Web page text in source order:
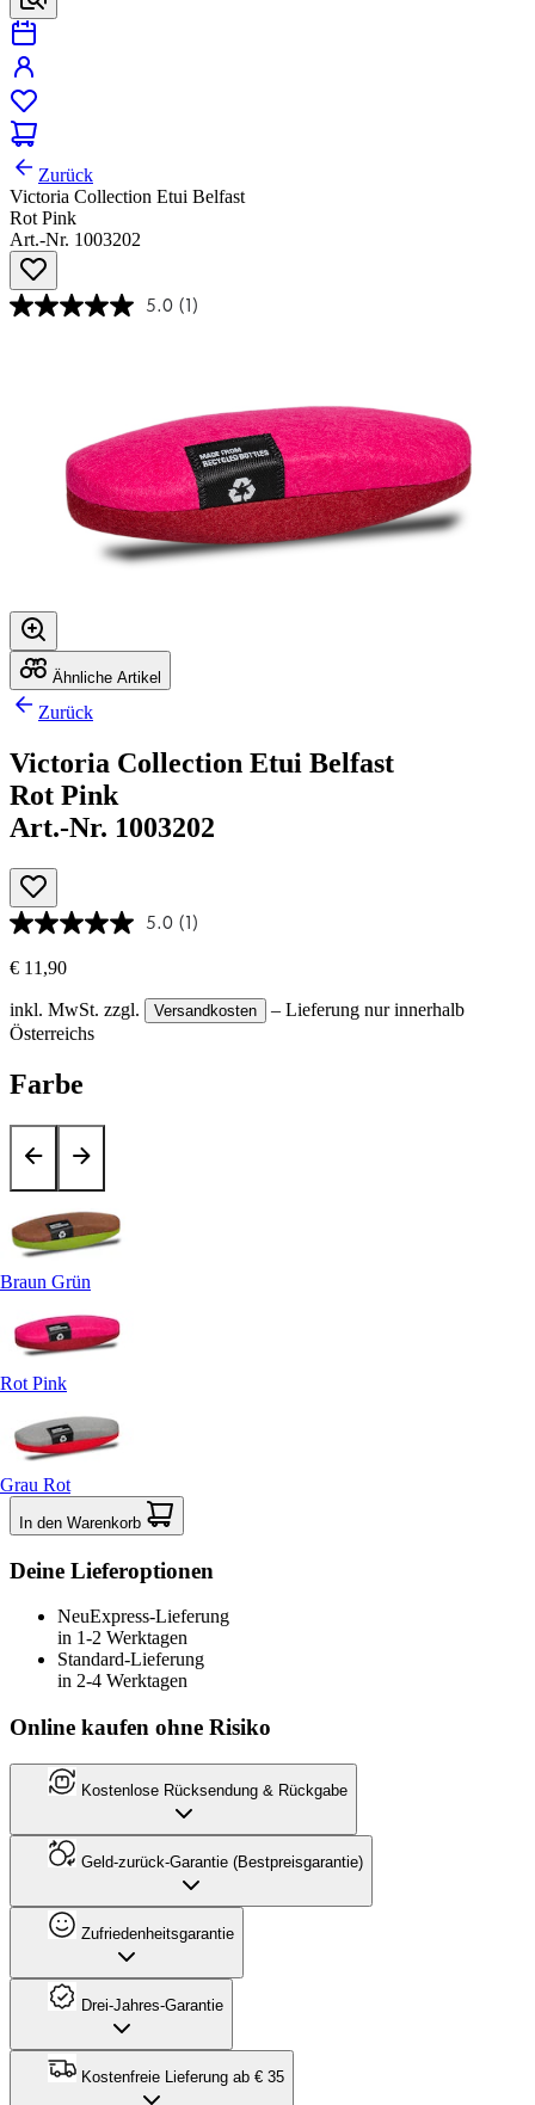
Zurück
Victoria Collection Etui Belfast
Rot Pink
Art.-Nr. 1003202
5.0 (1)
Ähnliche Artikel
Zurück
Victoria Collection Etui Belfast
Rot Pink
Art.-Nr. 1003202
5.0 (1)
€ 11,90
inkl. MwSt. zzgl. Versandkosten
– Lieferung nur innerhalb
Österreichs
Farbe
Braun Grün
Rot Pink
Grau Rot
In den Warenkorb
Deine Lieferoptionen
NeuExpress-Lieferung
in 1-2 Werktagen
Standard-Lieferung
in 2-4 Werktagen
Online kaufen ohne Risiko
Kostenlose Rücksendung & Rückgabe
Geld-zurück-Garantie (Bestpreisgarantie)
Zufriedenheitsgarantie
Drei-Jahres-Garantie
Kostenfreie Lieferung ab € 35